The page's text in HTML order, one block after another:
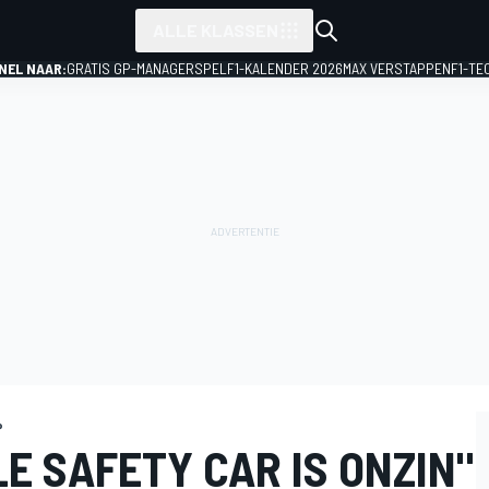
NAAR:GRATIS GP-MANAGERSPEL F1-KALENDER 2026MAX VERSTAPPENF1-
SAFETY CAR IS ONZIN"